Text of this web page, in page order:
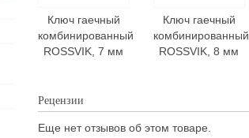
Ключ гаечный
комбинированный
ROSSVIK, 7 мм
Ключ гаечный
комбинированный
ROSSVIK, 8 мм
Рецензии
Еще нет отзывов об этом товаре.